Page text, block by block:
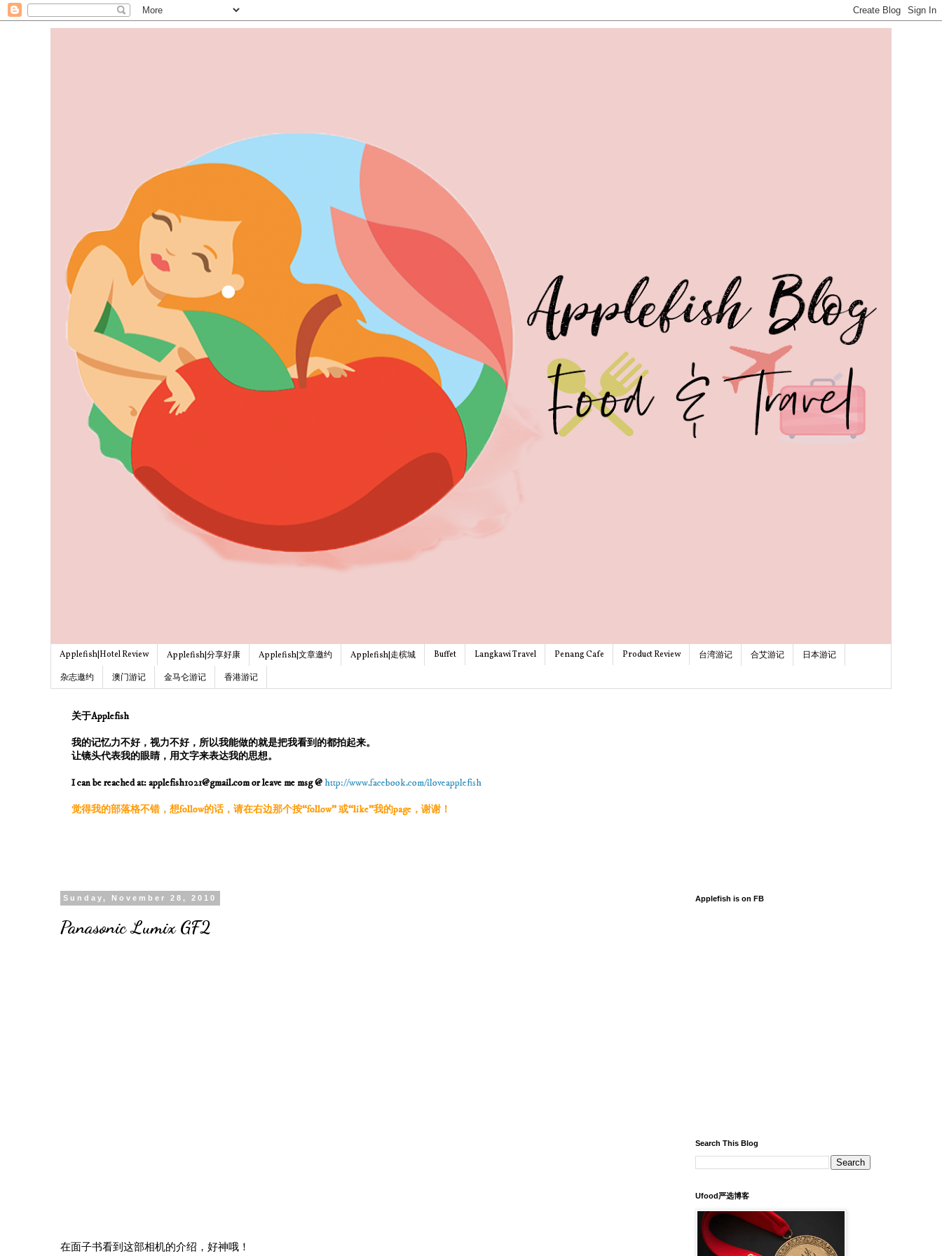
Applefish|Hotel Review Applefish|分享好康 Applefish|文章邀约 Applefish|走槟城 Buffet Langkawi Travel Penang Cafe Product Review 台湾游记 合艾游记
日本游记
杂志邀约
澳门游记 金马仑游记 香港游记
关于Applefish
我的记忆力不好，视力不好，所以我能做的就是把我看到的都拍起来。
让镜头代表我的眼睛，用文字来表达我的思想。
I can be reached at: applefish1021@gmail.com or leave me msg @http://www.facebook.com/iloveapplefish
觉得我的部落格不错，想follow的话，请在右边那个按“follow” 或“like”我的page，谢谢！
Sunday, November 28, 2010
Panasonic Lumix GF2
在面子书看到这部相机的介绍，好神哦！
Applefish is on FB
Search This Blog
Ufood严选博客